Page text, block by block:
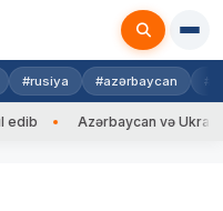
#rusiya #azərbaycan
Azərbaycan və Ukrayna XİN